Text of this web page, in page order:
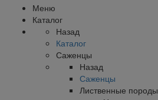
Меню
Каталог
Назад
Каталог
Саженцы
Назад
Саженцы
Лиственные породы